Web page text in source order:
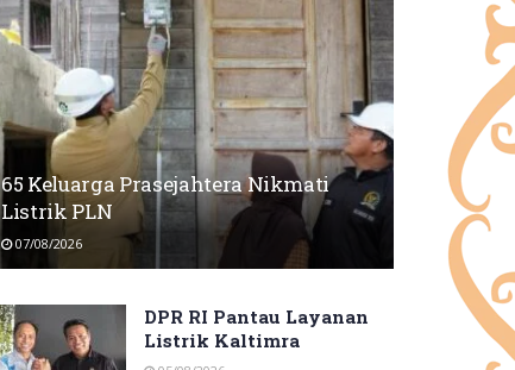
65 Keluarga Prasejahtera Nikmati
Listrik PLN
07/08/2026
DPR RI Pantau Layanan
Listrik Kaltimra